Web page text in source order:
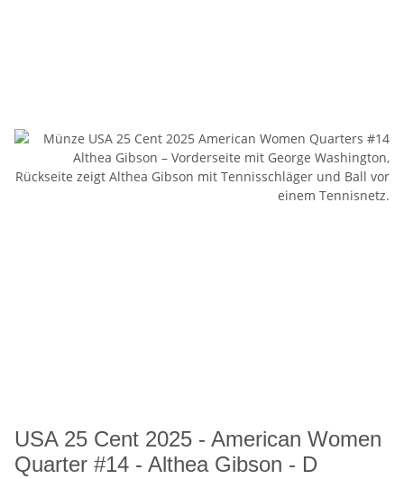
USA 25 Cent 2025 - American Women
Quarter #14 - Althea Gibson - D